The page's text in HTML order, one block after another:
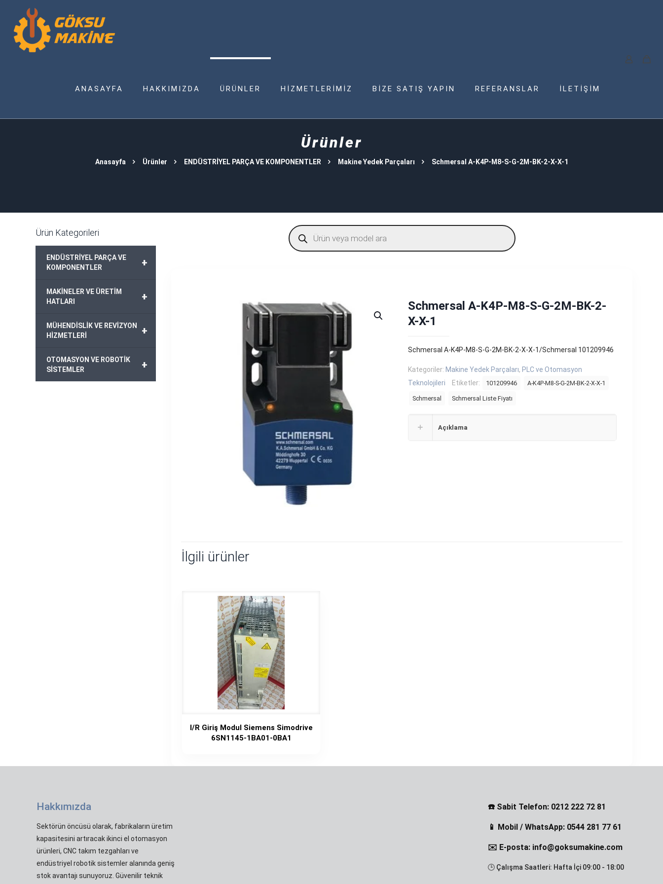
ANASAYFA HAKKIMIZDA ÜRÜNLER HİZMETLERİMİZ BİZE SATIŞ YAPIN REFERANSLAR İLETİŞİM
Ürünler
Anasayfa Ürünler ENDÜSTRİYEL PARÇA VE KOMPONENTLER Makine Yedek Parçaları Schmersal A-K4P-M8-S-G-2M-BK-2-X-X-1
Products
search
Schmersal A-K4P-M8-S-G-2M-BK-2-
X-X-1
Schmersal A-K4P-M8-S-G-2M-BK-2-X-X-1/Schmersal 101209946
Kategoriler: Makine Yedek Parçaları, PLC ve Otomasyon
Teknolojileri
Etiketler: 101209946 A-K4P-M8-S-G-2M-BK-2-X-X-1
Schmersal Schmersal Liste Fiyatı
Açıklama
İlgili ürünler
I/R Giriş Modul Siemens Simodrive
6SN1145-1BA01-0BA1
Ürün Kategorileri
+
ENDÜSTRİYEL PARÇA VE
KOMPONENTLER
+
MAKİNELER VE ÜRETİM
HATLARI
+
MÜHENDİSLİK VE REVİZYON
HİZMETLERİ
+
OTOMASYON VE ROBOTİK
SİSTEMLER
Hakkımızda
Sektörün öncüsü olarak, fabrikaların üretim
kapasitesini artıracak ikinci el otomasyon
ürünleri, CNC takım tezgahları ve
endüstriyel robotik sistemler alanında geniş
stok avantajı sunuyoruz. Güvenilir teknik
☎️ Sabit Telefon: 0212 222 72 81
📱 Mobil / WhatsApp: 0544 281 77 61
✉️ E-posta: info@goksumakine.com
🕒 Çalışma Saatleri: Hafta İçi 09:00 - 18:00